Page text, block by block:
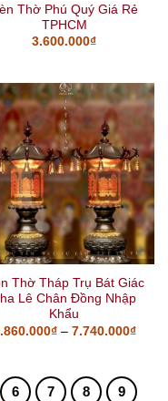
Thờ Phú Quý Giá Rẻ
TPHCM
3.600.000₫
Thờ Tháp Trụ Bát Giác
Lê Chân Đồng Nhập
Khẩu
₫– 7.740.000₫
6 7 8
9